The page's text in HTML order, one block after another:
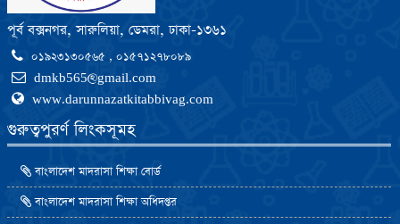
পূর্ব বক্সনগর, সারুলিয়া, ডেমরা, ঢাকা-১৩৬১
০১৯২৩১৩০৫৬৫ , ০১৫৭১২৭৮০৮৯
dmkb565@gmail.com
www.darunnazatkitabbivag.com
গুরুত্বপুরর্ণ লিংকসূমহ
বাংলাদেশ মাদরাসা শিক্ষা বোর্ড
বাংলাদেশ মাদরাসা শিক্ষা অধিদপ্তর